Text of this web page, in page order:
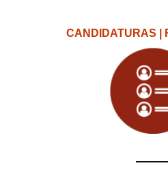
CANDIDATURAS |